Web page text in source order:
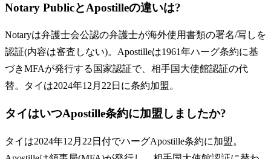
Notary PublicとApostilleの違いは?
Notaryは弁護士会公認の弁護士が海外使用書類の署名/写しを
認証(内容は審査しない)。Apostilleは1961年ハーグ条約に基
づきMFAが発行する国家認証で、相手国大使館認証の代
替。タイは2024年12月22日に条約加盟。
タイはいつApostille条約に加盟しましたか?
タイは2024年12月22日付でハーグApostille条約に加盟。